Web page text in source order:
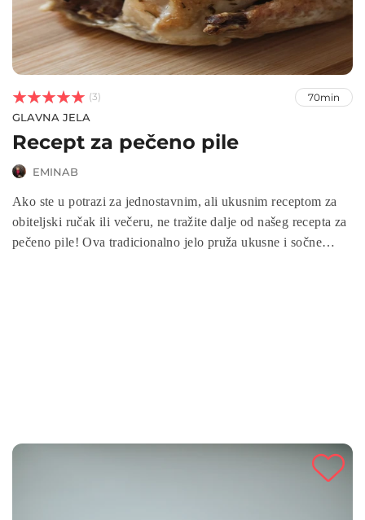


 (3) 70min
GLAVNA JELA
Recept za pečeno pile
EMINAB
Ako ste u potrazi za jednostavnim, ali ukusnim receptom za
obiteljski ručak ili večeru, ne tražite dalje od našeg recepta za
pečeno pile! Ova tradicionalno jelo pruža ukusne i sočne